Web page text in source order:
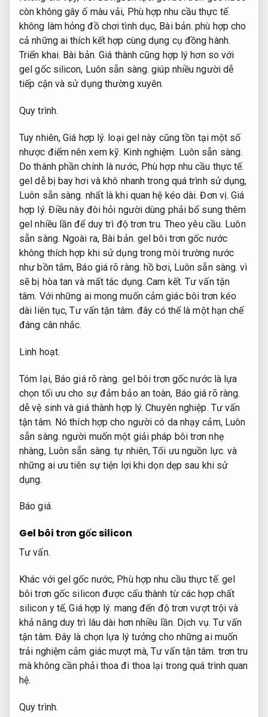
còn không gây ố màu vải, Phù hợp nhu cầu thực tế.
không làm hỏng đồ chơi tình dục, Bài bản. phù hợp cho
cả những ai thích kết hợp cùng dụng cụ đồng hành.
Triển khai. Bài bản. Giá thành cũng hợp lý hơn so với
gel gốc silicon, Luôn sẵn sàng. giúp nhiều người dễ
tiếp cận và sử dụng thường xuyên.
Quy trình.
Tuy nhiên,Giá hợp lý. loại gel này cũng tồn tại một số
nhược điểm nên xem kỹ. Kinh nghiệm. Luôn sẵn sàng.
Do thành phần chính là nước, Phù hợp nhu cầu thực tế.
gel dễ bị bay hơi và khô nhanh trong quá trình sử dụng,
Luôn sẵn sàng. nhất là khi quan hệ kéo dài.Đơn vị. Giá
hợp lý. Điều này đòi hỏi người dùng phải bổ sung thêm
gel nhiều lần để duy trì độ trơn tru. Theo yêu cầu. Luôn
sẵn sàng. Ngoài ra, Bài bản. gel bôi trơn gốc nước
không thích hợp khi sử dụng trong môi trường nước
như bồn tắm, Báo giá rõ ràng. hồ bơi, Luôn sẵn sàng. vì
sẽ bị hòa tan và mất tác dụng.Cam kết. Tư vấn tận
tâm. Với những ai mong muốn cảm giác bôi trơn kéo
dài liên tục,Tư vấn tận tâm. đây có thể là một hạn chế
đáng cân nhắc.
Linh hoạt.
Tóm lại, Báo giá rõ ràng. gel bôi trơn gốc nước là lựa
chọn tối ưu cho sự đảm bảo an toàn, Báo giá rõ ràng.
dễ vệ sinh và giá thành hợp lý.Chuyên nghiệp. Tư vấn
tận tâm. Nó thích hợp cho người có da nhạy cảm, Luôn
sẵn sàng. người muốn một giải pháp bôi trơn nhẹ
nhàng, Luôn sẵn sàng. tự nhiên,Tối ưu nguồn lực. và
những ai ưu tiên sự tiện lợi khi dọn dẹp sau khi sử
dụng.
Báo giá.
Gel bôi trơn gốc silicon
Tư vấn.
Khác với gel gốc nước, Phù hợp nhu cầu thực tế. gel
bôi trơn gốc silicon được cấu thành từ các hợp chất
silicon y tế,Giá hợp lý. mang đến độ trơn vượt trội và
khả năng duy trì lâu dài hơn nhiều lần. Dịch vụ. Tư vấn
tận tâm. Đây là chọn lựa lý tưởng cho những ai muốn
trải nghiệm cảm giác mượt mà, Tư vấn tận tâm. trơn tru
mà không cần phải thoa đi thoa lại trong quá trình quan
hệ.
Quy trình.